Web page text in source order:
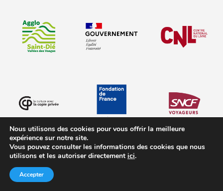
Nous utilisons des cookies pour vous offrir la meilleure
expérience sur notre site.
Vous pouvez consulter les informations des cookies que nous
utilisons et les autoriser directement ici.
Accepter